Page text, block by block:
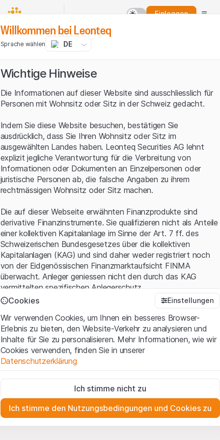
Einloggen
Willkommen bei Leonteq
Sprache wählen DE
Wichtige Hinweise
Die Informationen auf dieser Website sind ausschliesslich für
Personen mit Wohnsitz oder Sitz in der Schweiz gedacht.
Indem Sie diese Website besuchen, bestätigen Sie
ausdrücklich, dass Sie Ihren Wohnsitz oder Sitz im
ausgewählten Landes haben. Leonteq Securities AG lehnt
explizit jegliche Verantwortung für die Verbreitung von
Informationen oder Dokumenten an Einzelpersonen oder
juristische Personen ab, die falsche Angaben zu ihrem
rechtmässigen Wohnsitz oder Sitz machen.
Die auf dieser Webseite erwähnten Finanzprodukte sind
derivative Finanzinstrumente. Sie qualifizieren nicht als Anteile
einer kollektiven Kapitalanlage im Sinne der Art. 7 ff. des
Schweizerischen Bundesgesetzes über die kollektiven
Kapitalanlagen (KAG) und sind daher weder registriert noch
von der Eidgenössischen Finanzmarktaufsicht FINMA
überwacht. Anleger geniessen nicht den durch das KAG
vermittelten spezifischen Anlegerschutz.
Mit dem Zugriff auf diese Website der Leonteq Securities AG
(die "Website") erklären Sie, dass Sie die rechtlichen
Informationen und die wichtigen Hinweise und
Nutzungsbedingungenverstanden haben und akzeptieren.
Wenn Sie mit den Nutzungsbedingungen nicht einverstanden
Sämtliche Immaterialgüterrechte (wie z.B. Urheber¬, Design¬
und Markenrechte) an dem auf der Website enthaltenen
Material liegen bei Leonteq Securities AG oder Plattform-
Cookies Einstellungen
Wir verwenden Cookies, um Ihnen ein besseres Browser-
Erlebnis zu bieten, den Website-Verkehr zu analysieren und
Inhalte für Sie zu personalisieren. Mehr Informationen, wie wir
Cookies verwenden, finden Sie in unserer
Datenschutzerklärung
Diese Cookies sind für die Website erforderlich und können nicht
deaktiviert werden.
Zu Analysezwecken
Diese Cookies verfolgen die Interaktionen der Website-
Ich stimme nicht zu
Ich stimme den Nutzungsbedingungen und Cookies zu